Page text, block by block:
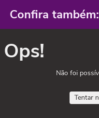
Confira também:
Ops!
Não foi
Tentar